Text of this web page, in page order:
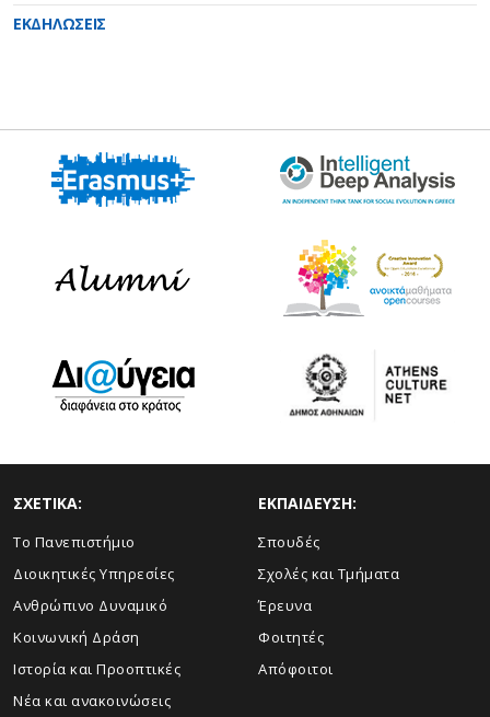
ΕΚΔΗΛΩΣΕΙΣ
ΣΧΕΤΙΚΑ:
Το Πανεπιστήμιο
Διοικητικές Υπηρεσίες
Ανθρώπινο Δυναμικό
Κοινωνική Δράση
Ιστορία και Προοπτικές
Νέα και ανακοινώσεις
ΕΚΠΑΙΔΕΥΣΗ:
Σπουδές
Σχολές και Τμήματα
Έρευνα
Φοιτητές
Απόφοιτοι